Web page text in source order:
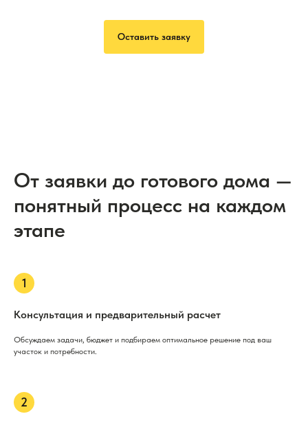
Оставить заявку
От заявки до готового дома —
понятный процесс на каждом
этапе
Консультация и предварительный расчет
Обсуждаем задачи, бюджет и подбираем оптимальное решение под ваш
участок и потребности.